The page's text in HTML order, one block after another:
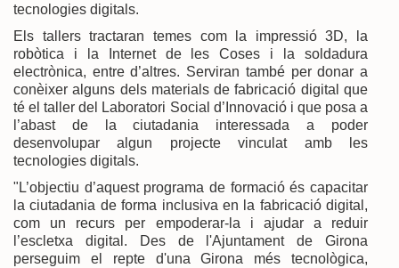
tecnologies digitals.
Els tallers tractaran temes com la impressió 3D, la
robòtica i la Internet de les Coses i la soldadura
electrònica, entre d’altres. Serviran també per donar a
conèixer alguns dels materials de fabricació digital que
té el taller del Laboratori Social d’Innovació i que posa a
l’abast de la ciutadania interessada a poder
desenvolupar algun projecte vinculat amb les
tecnologies digitals.
"L’objectiu d’aquest programa de formació és capacitar
la ciutadania de forma inclusiva en la fabricació digital,
com un recurs per empoderar-la i ajudar a reduir
l’escletxa digital. Des de l'Ajuntament de Girona
perseguim el repte d'una Girona més tecnològica,